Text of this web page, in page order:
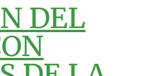
DEL